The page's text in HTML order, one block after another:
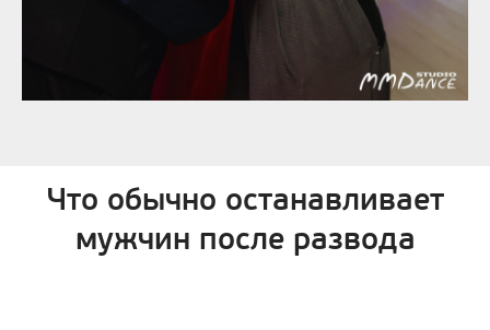
Что обычно останавливает
мужчин после развода